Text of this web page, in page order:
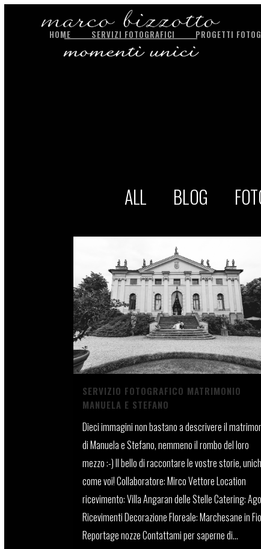
HOME SERVIZI FOTOGRAFICI PROGETTI
ALL BLOG
SERVIZIO FOTOGRAFICO MATRIMONIO
MANUELA E STEFANO
Dieci immagini non bastano a descrivere il
di Manuela e Stefano, nemmeno il rombo del loro
mezzo :-) Il bello di raccontare le vostre storie,
come voi! Collaboratore: Mirco Vettore Location
ricevimento: Villa Angaran delle Stelle Catering:
Ricevimenti Decorazione Floreale: Marchesane in
Reportage nozze Contattami per saperne di...